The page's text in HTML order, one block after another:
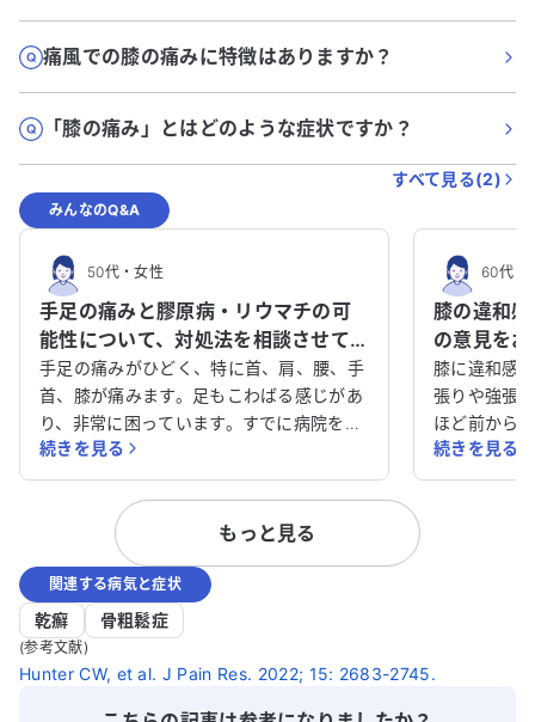
痛風での膝の痛みに特徴はありますか？
「膝の痛み」とはどのような症状ですか？
すべて見る(2)
みんなのQ&A
50代・女性
手足の痛みと膠原病・リウマチの可
能性について、対処法を相談させて
ください。
手足の痛みがひどく、特に首、肩、腰、手
首、膝が痛みます。足もこわばる感じがあ
り、非常に困っています。すでに病院を受
診しており、精神科・心療内科の病気や貧
血・生活習慣病の治療を受けています。ア
レルギーはありません。 医師からは膠原
病やリウマチの可能性があると言われ、経
過観察中です。しかし、薬での治療は副作
用が多いとのことで、現在は鎮痛薬
（NSAIDs）と外用薬を使用しています
が、痛みが続いています。 この状況でどの
ように対処すれば良いのか、アドバイスを
続きを見る
60代・
膝の違和
の意見を
膝に違和感
張りや強張
ほど前から
も支障があります。 現在
も受けてい
続きを見る
もっと見る
関連する病気と症状
乾癬 骨粗鬆症
(参考文献)
Hunter CW, et al. J Pain Res. 2022; 15: 2683-2745.